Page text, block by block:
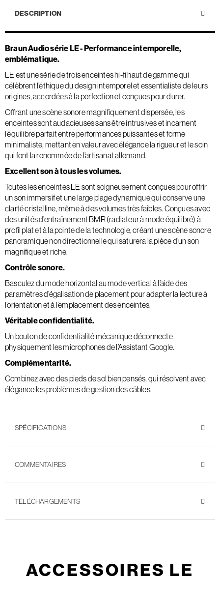
DESCRIPTION
Braun Audio série LE - Performance intemporelle,
emblématique.
LE est une série de trois enceintes hi-fi haut de gamme qui
célèbrent l’éthique du design intemporel et essentialiste de leurs
origines, accordées à la perfection et conçues pour durer.
Offrant une scène sonore magnifiquement dispersée, les
enceintes sont audacieuses sans être intrusives et incarnent
l’équilibre parfait entre performances puissantes et forme
minimaliste, mettant en valeur avec élégance la rigueur et le soin
qui font la renommée de l’artisanat allemand.
Excellent son à tous les volumes.
Toutes les enceintes LE sont soigneusement conçues pour offrir
un son immersif et une large plage dynamique qui conserve une
clarté cristalline, même à des volumes très faibles. Conçues avec
des unités d’entraînement BMR (radiateur à mode équilibré) à
profil plat et à la pointe de la technologie, créant une scène sonore
panoramique non directionnelle qui saturera la pièce d’un son
magnifique et riche.
Contrôle sonore.
Basculez du mode horizontal au mode vertical à l’aide des
paramètres d’égalisation de placement pour adapter la lecture à
l’orientation et à l’emplacement des enceintes.
Véritable confidentialité.
Un bouton de confidentialité mécanique déconnecte
physiquement les microphones de l’Assistant Google.
Complémentarité.
Combinez avec des pieds de sol bien pensés, qui résolvent avec
élégance les problèmes de gestion des câbles.
SPÉCIFICATIONS
COMMENTAIRES
TÉLÉCHARGEMENTS
ACCESSOIRES LE